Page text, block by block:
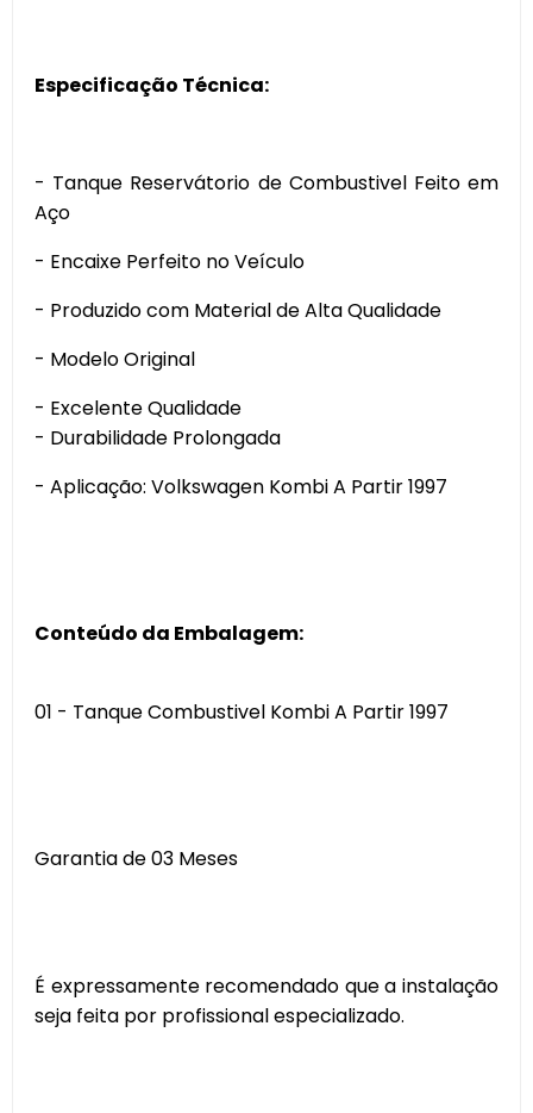
Especificação Técnica:
- Tanque Reservátorio de Combustivel Feito em
Aço
- Encaixe Perfeito no Veículo
- Produzido com Material de Alta Qualidade
- Modelo Original
- Excelente Qualidade
- Durabilidade Prolongada
- Aplicação: Volkswagen Kombi A Partir 1997
Conteúdo da Embalagem:
01 - Tanque Combustivel Kombi A Partir 1997
Garantia de 03 Meses
É expressamente recomendado que a instalação
seja feita por profissional especializado.